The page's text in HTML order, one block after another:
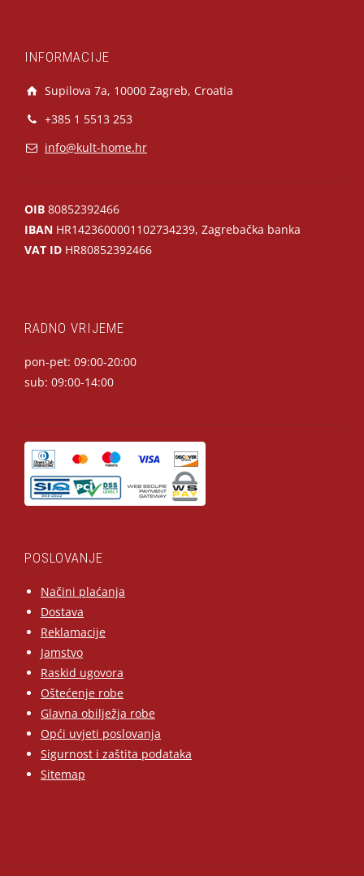
INFORMACIJE
Supilova 7a, 10000 Zagreb, Croatia
+385 1 5513 253
info@kult-home.hr
OIB 80852392466
IBAN HR1423600001102734239, Zagrebačka banka
VAT ID HR80852392466
RADNO VRIJEME
pon-pet: 09:00-20:00
sub: 09:00-14:00
POSLOVANJE
Načini plaćanja
Dostava
Reklamacije
Jamstvo
Raskid ugovora
Oštećenje robe
Glavna obilježja robe
Opći uvjeti poslovanja
Sigurnost i zaštita podataka
Sitemap